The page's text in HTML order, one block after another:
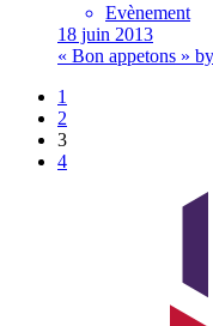
Evènement
18 juin 2013
« Bon appetons »
1
2
3
4